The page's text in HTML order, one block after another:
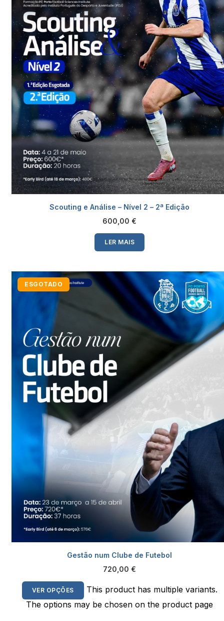
Scouting e Análise – Nível 2 – 2ª Edição
600,00 €
LER MAIS
ESGOTADO
Gestão num Clube de Futebol
720,00 €
VER OPÇÕES
This product has multiple variants.
The options may be chosen on the product page